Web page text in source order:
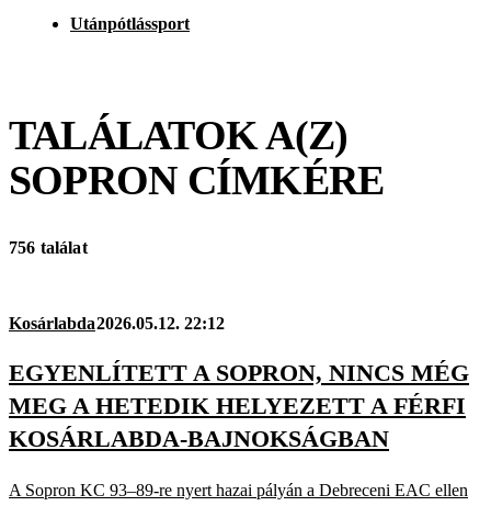
Utánpótlássport
TALÁLATOK A(Z)
SOPRONCÍMKÉRE
756 találat
Kosárlabda2026.05.12. 22:12
EGYENLÍTETT A SOPRON, NINCS MÉG
MEG A HETEDIK HELYEZETT A FÉRFI
KOSÁRLABDA-BAJNOKSÁGBAN
A Sopron KC 93–89-re nyert hazai pályán a Debreceni EAC ellen